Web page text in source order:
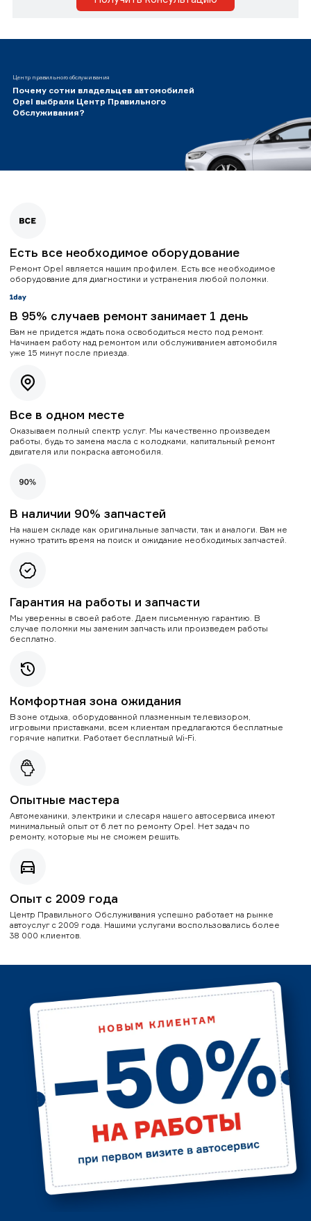
Центр правильного обслуживания
Почему сотни владельцев автомобилей
Opel выбрали Центр Правильного
Обслуживания?
Есть все необходимое оборудование
Ремонт Opel является нашим профилем. Есть все необходимое
оборудование для диагностики и устранения любой поломки.
В 95% случаев ремонт занимает 1 день
Вам не придется ждать пока освободиться место под ремонт.
Начинаем работу над ремонтом или обслуживанием автомобиля
уже 15 минут после приезда.
Все в одном месте
Оказываем полный спектр услуг. Мы качественно произведем
работы, будь то замена масла с колодками, капитальный ремонт
двигателя или покраска автомобиля.
В наличии 90% запчастей
На нашем складе как оригинальные запчасти, так и аналоги. Вам не
нужно тратить время на поиск и ожидание необходимых запчастей.
Гарантия на работы и запчасти
Мы уверенны в своей работе. Даем письменную гарантию. В
случае поломки мы заменим запчасть или произведем работы
бесплатно.
Комфортная зона ожидания
В зоне отдыха, оборудованной плазменным телевизором,
игровыми приставками, всем клиентам предлагаются бесплатные
горячие напитки. Работает бесплатный Wi-Fi.
Опытные мастера
Автомеханики, электрики и слесаря нашего автосервиса имеют
минимальный опыт от 6 лет по ремонту Opel. Нет задач по
ремонту, которые мы не сможем решить.
Опыт с 2009 года
Центр Правильного Обслуживания успешно работает на рынке
автоуслуг с 2009 года. Нашими услугами воспользовались более
38 000 клиентов.